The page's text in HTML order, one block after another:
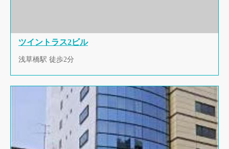
ツイントラス2ビル
浅草橋駅 徒歩2分